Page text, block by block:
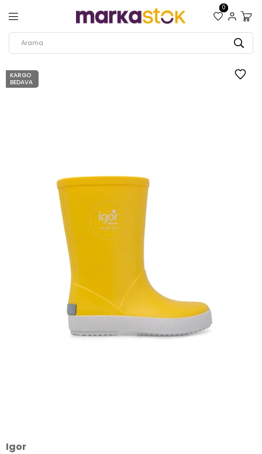
0
KARGO
BEDAVA
Igor